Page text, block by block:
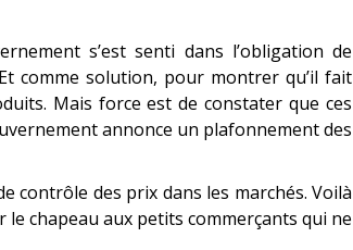
s’est senti dans l’obligation de
comme solution, pour montrer qu’il fait
Mais force est de constater que ces
annonce un plafonnement des
contrôle des prix dans les marchés. Voilà
chapeau aux petits commerçants qui ne